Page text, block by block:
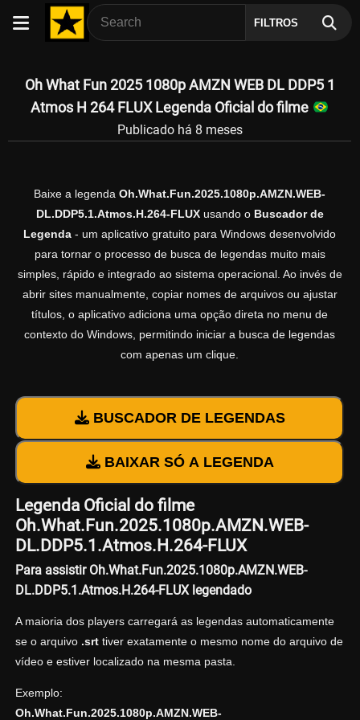
FILTROS
Oh What Fun 2025 1080p AMZN WEB DL DDP5 1
Atmos H 264 FLUX Legenda Oficial do filme
Publicado há 8 meses
Baixe a legenda Oh.What.Fun.2025.1080p.AMZN.WEB-
DL.DDP5.1.Atmos.H.264-FLUXusando o Buscador de
Legenda - um aplicativo gratuito para Windows desenvolvido
para tornar o processo de busca de legendas muito mais
simples, rápido e integrado ao sistema operacional. Ao invés de
abrir sites manualmente, copiar nomes de arquivos ou ajustar
títulos, o aplicativo adiciona uma opção direta no menu de
contexto do Windows, permitindo iniciar a busca de legendas
com apenas um clique.
BUSCADOR DE LEGENDAS
BAIXAR SÓ A LEGENDA
Legenda Oficial do filme
Oh.What.Fun.2025.1080p.AMZN.WEB-
DL.DDP5.1.Atmos.H.264-FLUX
Para assistir Oh.What.Fun.2025.1080p.AMZN.WEB-
DL.DDP5.1.Atmos.H.264-FLUX legendado
A maioria dos players carregará as legendas automaticamente
se o arquivo .srttiver exatamente o mesmo nome do arquivo de
vídeo e estiver localizado na mesma pasta.
Exemplo:
Oh.What.Fun.2025.1080p.AMZN.WEB-